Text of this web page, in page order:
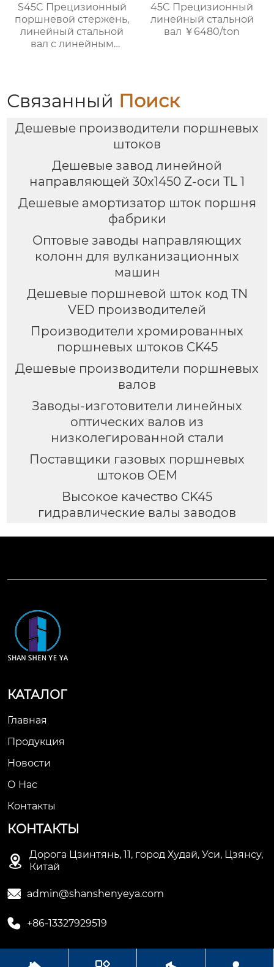
S45C Прецизионный
поршневой стержень,
линейный стальной
вал с линейным
полый вал $900/TON
45C Прецизионный
линейный стальной
вал ￥6480/ton
Связанный Поиск
Дешевые производители поршневых
штоков
Дешевые завод линейной
направляющей 30x1450 Z-оси TL 1
Дешевые амортизатор шток поршня
фабрики
Оптовые заводы направляющих
колонн для вулканизационных
машин
Дешевые поршневой шток код TN
VED производителей
Производители хромированных
поршневых штоков CK45
Дешевые производители поршневых
валов
Заводы-изготовители линейных
оптических валов из
низколегированной стали
Поставщики газовых поршневых
штоков OEM
Высокое качество CK45
гидравлические валы заводов
КАТАЛОГ
Главная
Продукция
Новости
О Нас
Контакты
КОНТАКТЫ

Дорога Цзинтянь, 11, город Худай, Уси, Цзянсу,
Китай
 admin@shanshenyeya.com
 +86-13327929519